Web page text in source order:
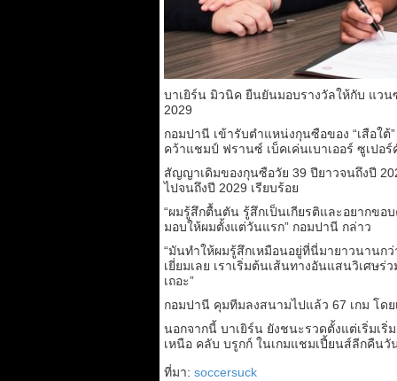
บาเยิร์น มิวนิค ยืนยันมอบรางวัลให้กับ แว
2029
กอมปานี เข้ารับตำแหน่งกุนซือของ “เสือใ
คว้าแชมป์ ฟรานซ์ เบ็คเค่นเบาเออร์ ซูเปอ
สัญญาเดิมของกุนซือวัย 39 ปียาวจนถึงปี
ไปจนถึงปี 2029 เรียบร้อย
“ผมรู้สึกตื้นตัน รู้สึกเป็นเกียรติและอยากข
มอบให้ผมตั้งแต่วันแรก” กอมปานี กล่าว
“มันทำให้ผมรู้สึกเหมือนอยู่ที่นี่มายาวนานก
เยี่ยมเลย เราเริ่มต้นเส้นทางอันแสนวิเศษ
เถอะ”
กอมปานี คุมทีมลงสนามไปแล้ว 67 เกม โด
นอกจากนี้ บาเยิร์น ยังชนะรวดตั้งแต่เริ่มเ
เหนือ คลับ บรูกก์ ในเกมแชมเปี้ยนส์ลีกคืนวั
ที่มา: soccersuck